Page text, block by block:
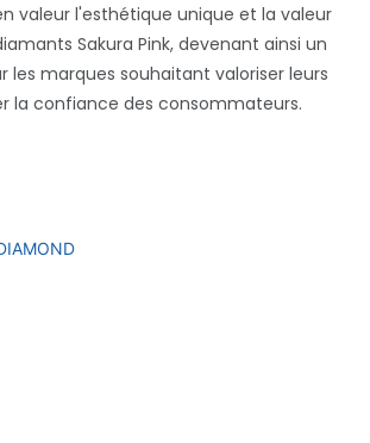
valeur l'esthétique unique et la valeur
Sakura Pink, devenant ainsi un
les marques souhaitant valoriser leurs
la confiance des consommateurs.